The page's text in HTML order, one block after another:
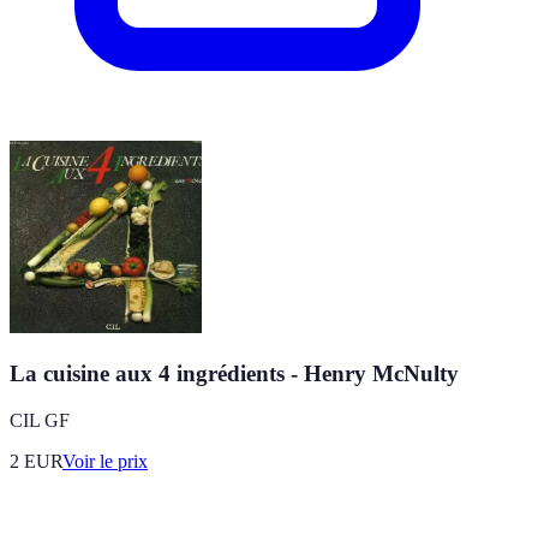
La cuisine aux 4 ingrédients - Henry McNulty
CIL GF
2 EURVoir le prix